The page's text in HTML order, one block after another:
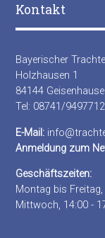
Kontakt
Bayerischer
Holzhausen 1
84144
Tel: 08741/
E-Mail:
Anmeldung zum
Geschäftszeiten:
Montag bis Freitag,
Mittwoch, 14:00 -